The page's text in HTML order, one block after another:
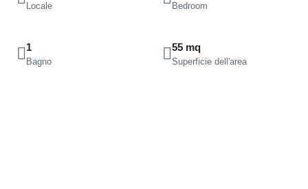
Locale Bedroom
1
Bagno
55 mq
Superficie dell'area